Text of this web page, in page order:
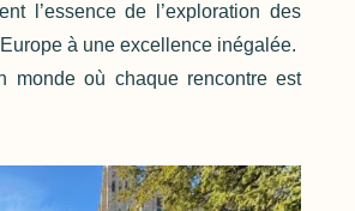
l’essence de l’exploration des
à une excellence inégalée.
monde où chaque rencontre est